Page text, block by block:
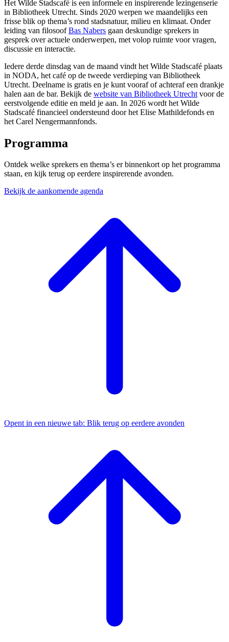
Het Wilde Stadscafé is een informele en inspirerende lezingenserie
in Bibliotheek Utrecht. Sinds 2020 werpen we maandelijks een
frisse blik op thema’s rond stadsnatuur, milieu en klimaat. Onder
leiding van filosoofBas Nabers gaan deskundige sprekers in
gesprek over actuele onderwerpen, met volop ruimte voor vragen,
discussie en interactie.
Iedere derde dinsdag van de maand vindt het Wilde Stadscafé plaats
in NODA, het café op de tweede verdieping van Bibliotheek
Utrecht. Deelname is gratis en je kunt vooraf of achteraf een drankje
halen aan de bar. Bekijk de website van Bibliotheek Utrecht voor de
eerstvolgende editie en meld je aan. In 2026 wordt het Wilde
Stadscafé financieel ondersteund door het Elise Mathildefonds en
het Carel Nengermannfonds.
Programma
Ontdek welke sprekers en thema’s er binnenkort op het programma
staan, en kijk terug op eerdere inspirerende avonden.
Bekijk de aankomende agenda
Opent in een nieuwe tab: Blik terug op eerdere avonden